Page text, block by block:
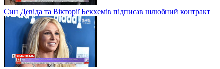
Син Девіда та Вікторії Бекхемів підписав шлюбний контракт